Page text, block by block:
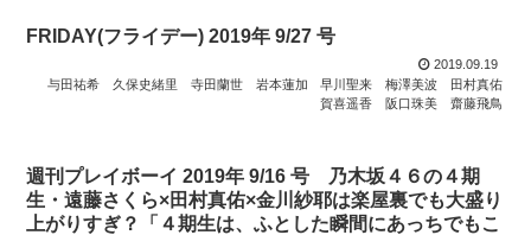
FRIDAY(フライデー) 2019年 9/27 号
2019.09.19
与田祐希
久保史緒里 寺田蘭世 岩本蓮加 早川聖来 梅澤美波
田村真佑
賀喜遥香
阪口珠美 齋藤飛鳥
週刊プレイボーイ 2019年 9/16 号 乃木坂４６の４期
生・遠藤さくら×田村真佑×金川紗耶は楽屋裏でも大盛り
上がりすぎ？「４期生は、ふとした瞬間にあっちでもこ